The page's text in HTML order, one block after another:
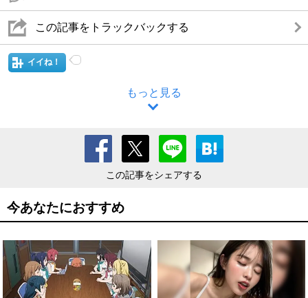
この記事をトラックバックする
イイね！
もっと見る
この記事をシェアする
今あなたにおすすめ